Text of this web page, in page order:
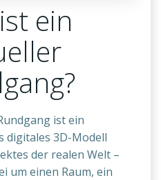
ein
ist ein
digitales 3D-Modell
der realen Welt –
um einen Raum, ein